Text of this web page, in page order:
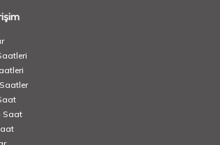
Saat